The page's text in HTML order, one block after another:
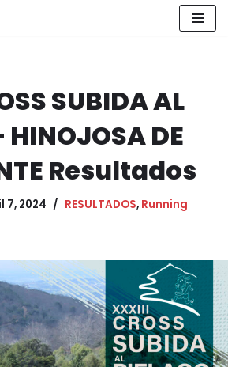
SUBIDA AL
HINOJOSA DE
Resultados
7, 2024 RESULTADOS, Running